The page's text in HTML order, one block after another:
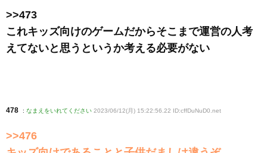
>>473
これキッズ向けのゲームだからそこまで運営の人考
えてないと思うというか考える必要がない
478 : なまえをいれてください 2023/06/12(月) 15:22:56.22 ID:cffDuNuD0 .net
>>476